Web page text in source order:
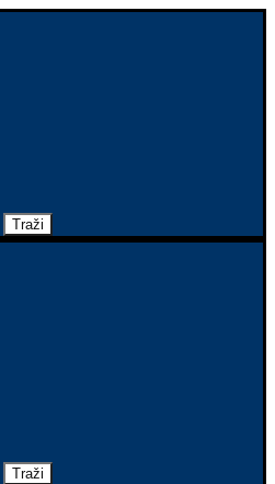
Traži
Traži